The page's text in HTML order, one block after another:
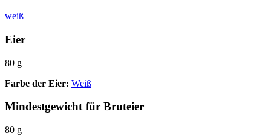
weiß
Eier
80 g
Farbe der Eier: Weiß
Mindestgewicht für Bruteier
80 g